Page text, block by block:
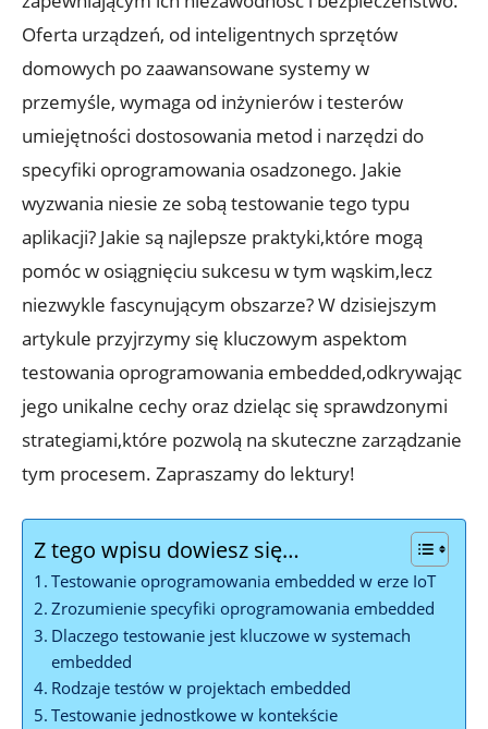
Oferta urządzeń, od inteligentnych sprzętów
domowych po zaawansowane systemy w
przemyśle, wymaga od inżynierów i testerów
umiejętności dostosowania metod i narzędzi do
specyfiki oprogramowania osadzonego. Jakie
wyzwania niesie ze sobą testowanie tego typu
aplikacji? Jakie są najlepsze praktyki,które mogą
pomóc w osiągnięciu sukcesu w tym wąskim,lecz
niezwykle fascynującym obszarze? W dzisiejszym
artykule przyjrzymy się kluczowym aspektom
testowania oprogramowania embedded,odkrywając
jego unikalne cechy oraz dzieląc się sprawdzonymi
strategiami,które pozwolą na skuteczne zarządzanie
tym procesem. Zapraszamy do lektury!
Z tego wpisu dowiesz się…
Testowanie oprogramowania embedded w erze IoT
Zrozumienie specyfiki oprogramowania embedded
Dlaczego testowanie jest kluczowe w systemach
embedded
Rodzaje testów w projektach embedded
Testowanie jednostkowe w kontekście